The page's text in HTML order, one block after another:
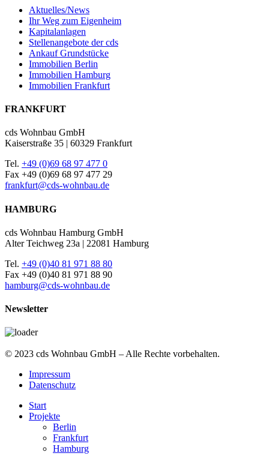
Aktuelles/News
Ihr Weg zum Eigenheim
Kapitalanlagen
Stellenangebote der cds
Ankauf Grundstücke
Immobilien Berlin
Immobilien Hamburg
Immobilien Frankfurt
FRANKFURT
cds Wohnbau GmbH
Kaiserstraße 35 | 60329 Frankfurt
Tel. +49 (0)69 68 97 477 0
Fax +49 (0)69 68 97 477 29
frankfurt@cds-wohnbau.de
HAMBURG
cds Wohnbau Hamburg GmbH
Alter Teichweg 23a | 22081 Hamburg
Tel. +49 (0)40 81 971 88 80
Fax +49 (0)40 81 971 88 90
hamburg@cds-wohnbau.de
Newsletter
© 2023 cds Wohnbau GmbH – Alle Rechte vorbehalten.
Impressum
Datenschutz
Start
Projekte
Berlin
Frankfurt
Hamburg